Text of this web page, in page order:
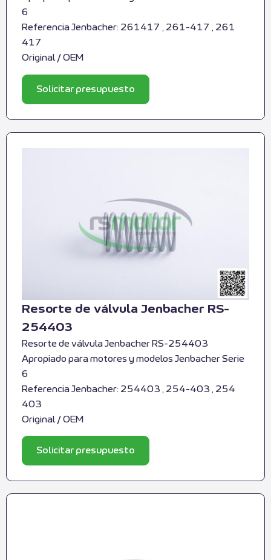
6
Referencia Jenbacher: 261417 , 261-417 , 261
417
Original / OEM
Solicitar presupuesto
Resorte de válvula Jenbacher RS-
254403
Resorte de válvula Jenbacher RS-254403
Apropiado para motores y modelos Jenbacher Serie
6
Referencia Jenbacher: 254403 , 254-403 , 254
403
Original / OEM
Solicitar presupuesto